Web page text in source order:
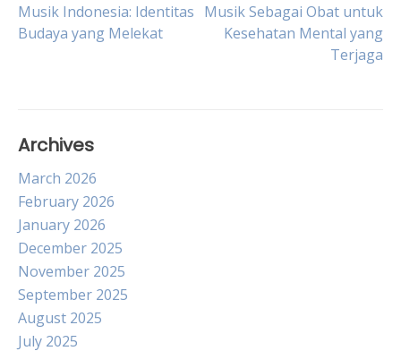
Post
Musik Indonesia: Identitas
Budaya yang Melekat
Musik Sebagai Obat untuk
Kesehatan Mental yang
Terjaga
Archives
March 2026
February 2026
January 2026
December 2025
November 2025
September 2025
August 2025
July 2025